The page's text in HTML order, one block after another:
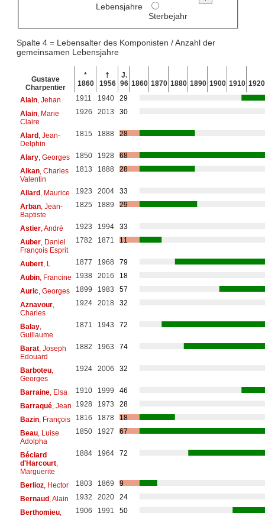
Lebensjahre
Sterbejahr
Spalte 4 = Lebensalter des Komponisten / Anzahl der
gemeinsamen Lebensjahre
Gustave
Charpentier
*
1860
†
1956
J.
96 1860 1870 1880 1890 1900 1910 1920
Alain, Jehan 1911 1940
29
Alain, Marie
Claire
1926 2013 30
Alard, Jean-
Delphin
1815 1888 28
Alary, Georges 1850 1928
68
Alkan, Charles
Valentin
1813 1888 28
Allard, Maurice 1923 2004
33
Arban, Jean-
Baptiste
1825 1889 29
Astier, André 1923 1994
33
Auber, Daniel
François Esprit
1782 1871 11
Aubert, L 1877 1968
79
Aubin, Francine 1938 2016
18
Auric, Georges 1899 1983
57
Aznavour,
Charles
1924 2018 32
Balay,
Guillaume
1871 1943 72
Barat, Joseph
Edouard
1882 1963 74
Barboteu,
Georges
1924 2006 32
Barraine, Elsa 1910 1999
46
Barraqué, Jean 1928 1973
28
Bazin, François 1816 1878
18
Beau, Luise
Adolpha
1850 1927 67
Béclard
d'Harcourt,
Marguerite
1884 1964 72
Berlioz, Hector 1803 1869
9
Bernaud, Alain 1932 2020
24
Berthomieu,
1906 1991 50